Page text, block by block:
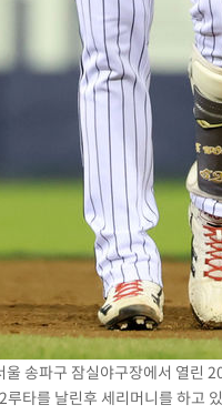
송파구 잠실야구장에서 열린
루타를 날린후 세리머니를 하고